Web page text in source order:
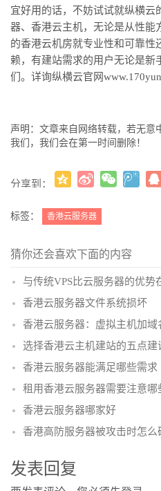
宜好用的话， 不妨试试就纵横云
器、香港云主机， 无论是从性能
的香港云机房就专业性和可靠性
赖，有建站需求的用户无论是新
们。 详询纵横云官网
声明：文章来自网络转载，若无意
我们，我们会在第一时间删除！
分享到：
标签： 香港云服务器
猜你还会喜欢下面的内容
与传统VPS比云服务器的优势
香港云服务器文件系统损坏
香港云服务器：虚拟主机加域
选择香港云主机建站的五点建
香港云服务器能满足哪些需求
租用香港云服务器需要注意哪
香港云服务器哪家好
香港高防服务器被攻击时怎么
发表回复